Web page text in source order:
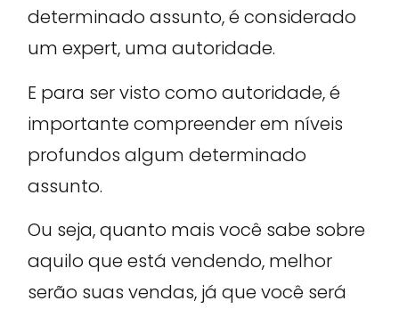
determinado assunto, é considerado
um expert, uma autoridade.
E para ser visto como autoridade, é
importante compreender em níveis
profundos algum determinado
assunto.
Ou seja, quanto mais você sabe sobre
aquilo que está vendendo, melhor
serão suas vendas, já que você será